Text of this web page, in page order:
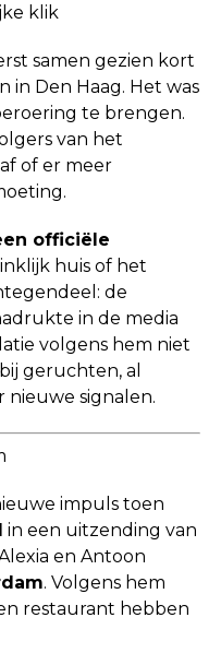
klik
samen gezien kort
in Den Haag. Het was
te brengen.
van het
of er meer
officiële
huis of het
de
in de media
volgens hem niet
geruchten, al
nieuwe signalen.
impuls toen
in een uitzending van
en Antoon
. Volgens hem
restaurant hebben